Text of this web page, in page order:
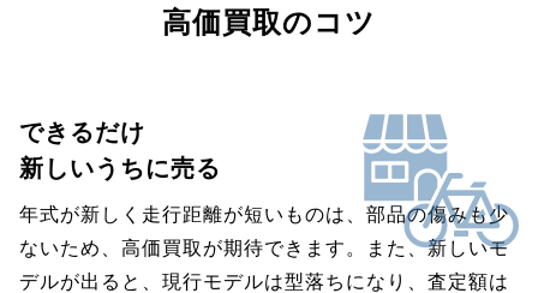
高価買取のコツ
できるだけ
新しいうちに売る
年式が新しく走行距離が短いものは、部品の傷みも少
ないため、高価買取が期待できます。また、新しいモ
デルが出ると、現行モデルは型落ちになり、査定額は